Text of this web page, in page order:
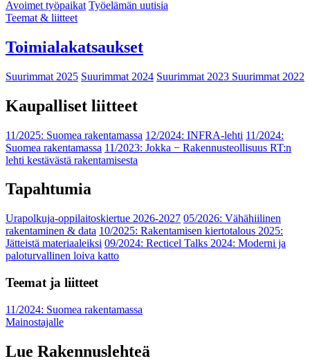
Avoimet työpaikat Työelämän uutisia
Teemat & liitteet
Toimialakatsaukset
Suurimmat 2025 Suurimmat 2024 Suurimmat 2023 Suurimmat 2022
Kaupalliset liitteet
11/2025: Suomea rakentamassa 12/2024: INFRA-lehti 11/2024:
Suomea rakentamassa 11/2023: Jokka − Rakennusteollisuus RT:n
lehti kestävästä rakentamisesta
Tapahtumia
Urapolkuja-oppilaitoskiertue 2026-2027 05/2026: Vähähiilinen
rakentaminen & data 10/2025: Rakentamisen kiertotalous 2025:
Jätteistä materiaaleiksi 09/2024: Recticel Talks 2024: Moderni ja
paloturvallinen loiva katto
Teemat ja liitteet
11/2024: Suomea rakentamassa
Mainostajalle
Lue Rakennuslehteä